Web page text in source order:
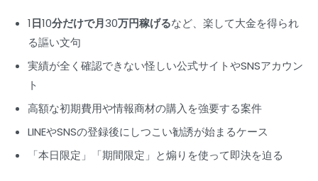
1日10分だけで月30万円稼げるなど、楽して大金を得られ
る謳い文句
実績が全く確認できない怪しい公式サイトやSNSアカウン
ト
高額な初期費用や情報商材の購入を強要する案件
LINEやSNSの登録後にしつこい勧誘が始まるケース
「本日限定」「期間限定」と煽りを使って即決を迫る